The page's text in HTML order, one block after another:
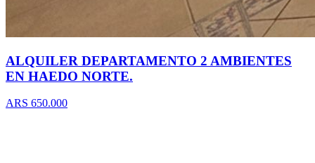
ALQUILER DEPARTAMENTO 2 AMBIENTES
EN HAEDO NORTE.
ARS 650.000